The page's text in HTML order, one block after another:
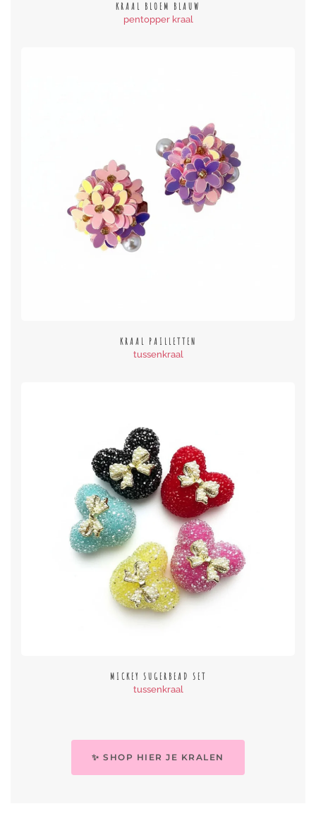
KRAAL BLOEM BLAUW
pentopper kraal
KRAAL PAILLETTEN
tussenkraal
MICKEY SUGERBEAD SET
tussenkraal
✨ SHOP HIER JE KRALEN